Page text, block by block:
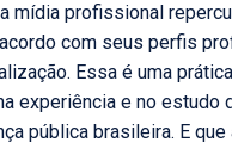
mídia profissional
com seus perfis
Essa é uma
experiência e no estudo
pública brasileira. E que